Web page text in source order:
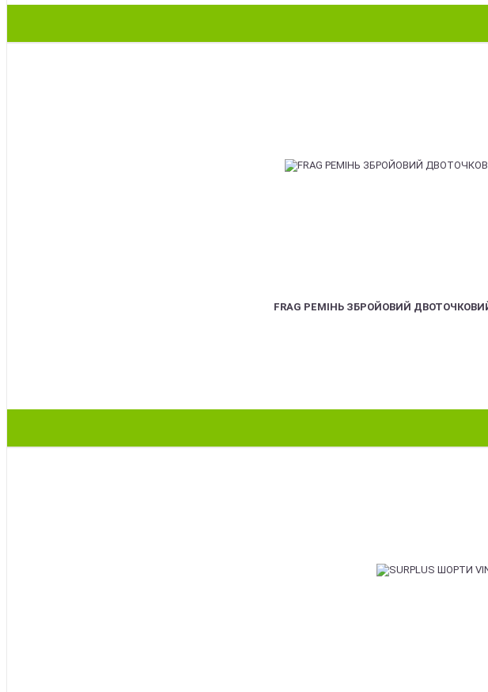
FRAG РЕМІНЬ ЗБРОЙОВИЙ